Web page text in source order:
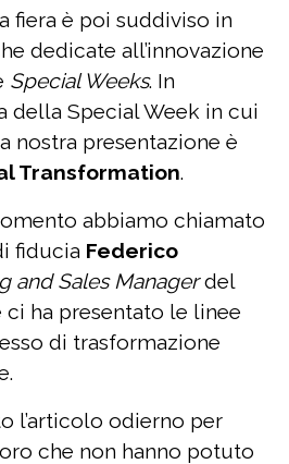
fiera è poi suddiviso in
dedicate all’innovazione
Special Weeks. In
della Special Week in cui
nostra presentazione è
Transformation.
abbiamo chiamato
fiducia Federico
and Sales Managerdel
ci ha presentato le linee
di trasformazione
l’articolo odierno per
che non hanno potuto